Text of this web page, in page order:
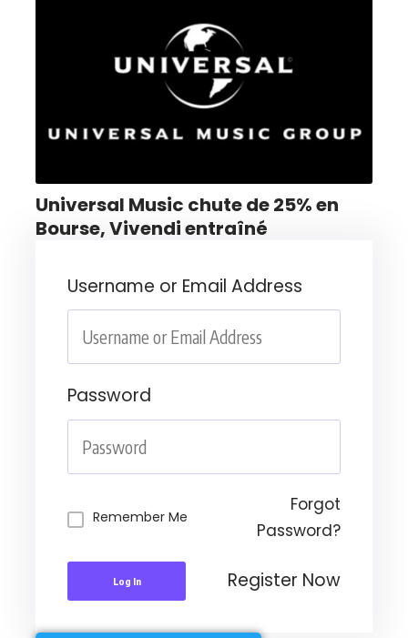
Universal Music chute de 25% en
Bourse, Vivendi entraîné
Username or Email Address
Password
Remember Me
Forgot
Password?
Log In Register Now